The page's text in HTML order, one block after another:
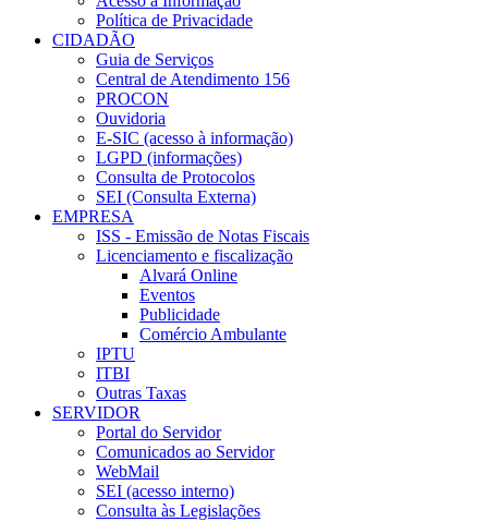
Política de Privacidade
CIDADÃO
Guia de Serviços
Central de Atendimento 156
PROCON
Ouvidoria
E-SIC (acesso à informação)
LGPD (informações)
Consulta de Protocolos
SEI (Consulta Externa)
EMPRESA
ISS - Emissão de Notas Fiscais
Licenciamento e fiscalização
Alvará Online
Eventos
Publicidade
Comércio Ambulante
IPTU
ITBI
Outras Taxas
SERVIDOR
Portal do Servidor
Comunicados ao Servidor
WebMail
SEI (acesso interno)
Consulta às Legislações